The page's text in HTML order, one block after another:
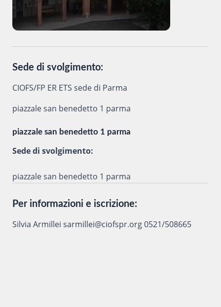
Sede di svolgimento:
CIOFS/FP ER ETS sede di Parma
piazzale san benedetto 1 parma
piazzale san benedetto 1 parma
Sede di svolgimento:
piazzale san benedetto 1 parma
Per informazioni e iscrizione:
Silvia Armillei sarmillei@ciofspr.org 0521/508665